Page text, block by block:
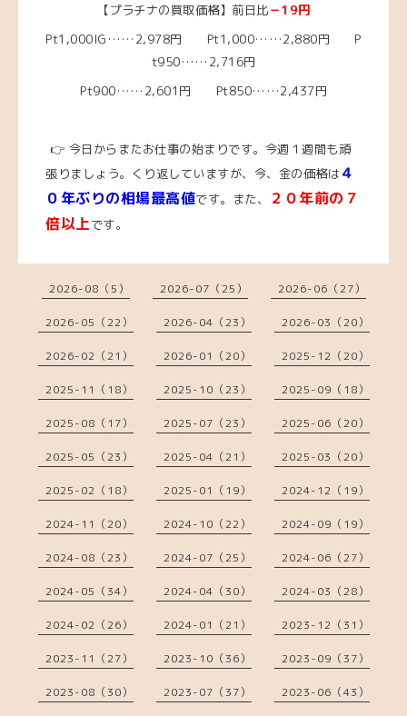
【プラチナの買取価格】前日比－19円
Pt1,000IG……2,978円 Pt1,000……2,880円 P
t950……2,716円
Pt900……2,601円 Pt850……2,437円
👉 今日からまたお仕事の始まりです。今週１週間も頑
張りましょう。
くり返していますが、今、金の価格は ４
０年ぶりの相場最高値です。また、
２０年前の７
倍以上です。
2026-08（5） 2026-07（25） 2026-06（27）
2026-05（22） 2026-04（23） 2026-03（20）
2026-02（21） 2026-01（20） 2025-12（20）
2025-11（18） 2025-10（23） 2025-09（18）
2025-08（17） 2025-07（23） 2025-06（20）
2025-05（23） 2025-04（21） 2025-03（20）
2025-02（18） 2025-01（19） 2024-12（19）
2024-11（20） 2024-10（22） 2024-09（19）
2024-08（23） 2024-07（25） 2024-06（27）
2024-05（34） 2024-04（30） 2024-03（28）
2024-02（26） 2024-01（21） 2023-12（31）
2023-11（27） 2023-10（36） 2023-09（37）
2023-08（30） 2023-07（37） 2023-06（43）